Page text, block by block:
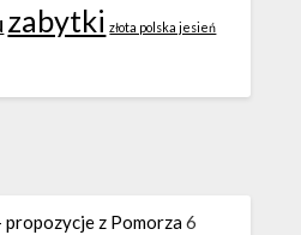
zabytki złota polska jesień
propozycje z Pomorza6